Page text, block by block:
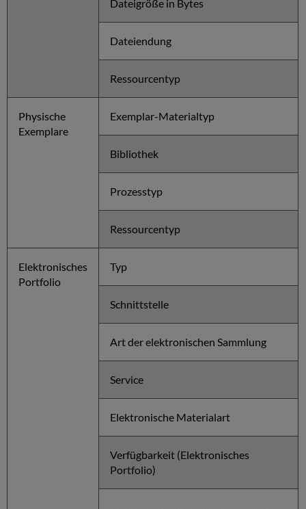
Dateigröße in Bytes
Dateiendung
Ressourcentyp
Physische
Exemplare
Exemplar-Materialtyp
Bibliothek
Prozesstyp
Ressourcentyp
Elektronisches
Portfolio
Typ
Schnittstelle
Art der elektronischen Sammlung
Service
Elektronische Materialart
Verfügbarkeit (Elektronisches
Portfolio)